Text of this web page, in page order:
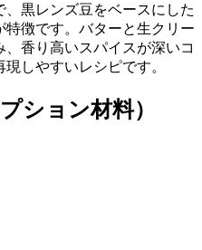
黒レンズ豆をベースにした
徴です。バターと生クリー
香り高いスパイスが深いコ
しやすいレシピです。
ション材料）